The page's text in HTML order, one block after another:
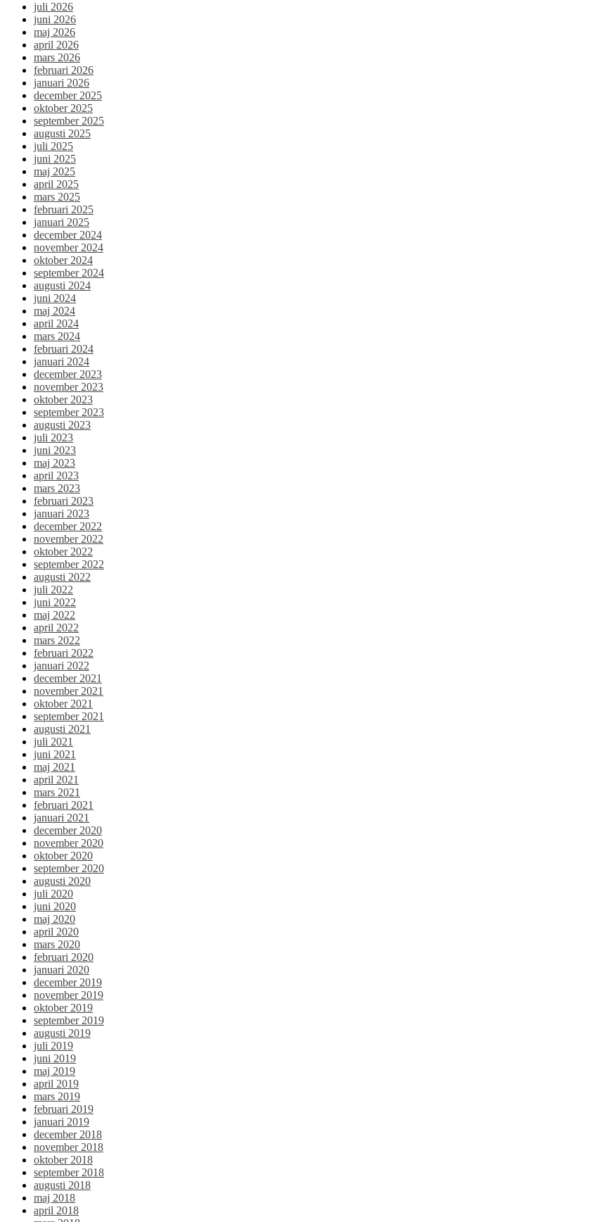
juli 2026
juni 2026
maj 2026
april 2026
mars 2026
februari 2026
januari 2026
december 2025
oktober 2025
september 2025
augusti 2025
juli 2025
juni 2025
maj 2025
april 2025
mars 2025
februari 2025
januari 2025
december 2024
november 2024
oktober 2024
september 2024
augusti 2024
juni 2024
maj 2024
april 2024
mars 2024
februari 2024
januari 2024
december 2023
november 2023
oktober 2023
september 2023
augusti 2023
juli 2023
juni 2023
maj 2023
april 2023
mars 2023
februari 2023
januari 2023
december 2022
november 2022
oktober 2022
september 2022
augusti 2022
juli 2022
juni 2022
maj 2022
april 2022
mars 2022
februari 2022
januari 2022
december 2021
november 2021
oktober 2021
september 2021
augusti 2021
juli 2021
juni 2021
maj 2021
april 2021
mars 2021
februari 2021
januari 2021
december 2020
november 2020
oktober 2020
september 2020
augusti 2020
juli 2020
juni 2020
maj 2020
april 2020
mars 2020
februari 2020
januari 2020
december 2019
november 2019
oktober 2019
september 2019
augusti 2019
juli 2019
juni 2019
maj 2019
april 2019
mars 2019
februari 2019
januari 2019
december 2018
november 2018
oktober 2018
september 2018
augusti 2018
maj 2018
april 2018